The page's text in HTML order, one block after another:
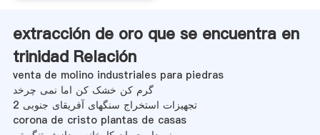
extracción de oro que se encuentra en
trinidad Relación
venta de molino industriales para piedras
گرم کن خشک کن اما نمی چرخد
تجهیزات استخراج سنگهای آفریقای جنوبی 2
corona de cristo plantas de casas